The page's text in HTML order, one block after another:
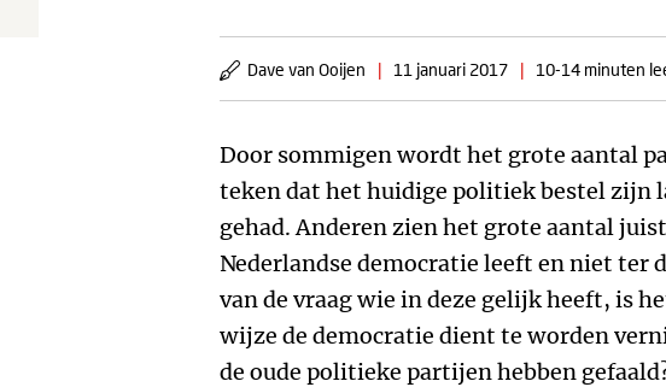
Dave van Ooijen | 11 januari 2017 | 10-14 minuten
Door sommigen wordt het grote aantal
teken dat het huidige politiek bestel zijn
gehad. Anderen zien het grote aantal
Nederlandse democratie leeft en niet ter
van de vraag wie in deze gelijk heeft, is
wijze de democratie dient te worden
de oude politieke partijen hebben